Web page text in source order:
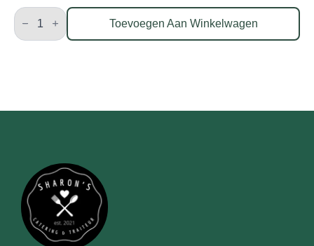
Jus
d'orange
aantal
Toevoegen Aan Winkelwagen